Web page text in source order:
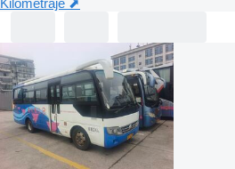
Kilometraje ⬈